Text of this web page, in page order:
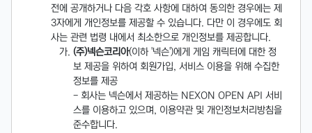
전에 공개하거나 다음 각호 사항에 대하여 동의한 경우에는 제
3자에게 개인정보를 제공할 수 있습니다. 다만 이 경우에도 회
사는 관련 법령 내에서 최소한으로 개인정보를 제공합니다.
(주)넥슨코리아(이하 '넥슨')에게 게임 캐릭터에 대한 정
보 제공을 위하여 회원가입, 서비스 이용을 위해 수집한
정보를 제공
- 회사는 넥슨에서 제공하는 NEXON OPEN API 서비
스를 이용하고 있으며, 이용약관 및 개인정보처리방침을
준수합니다.